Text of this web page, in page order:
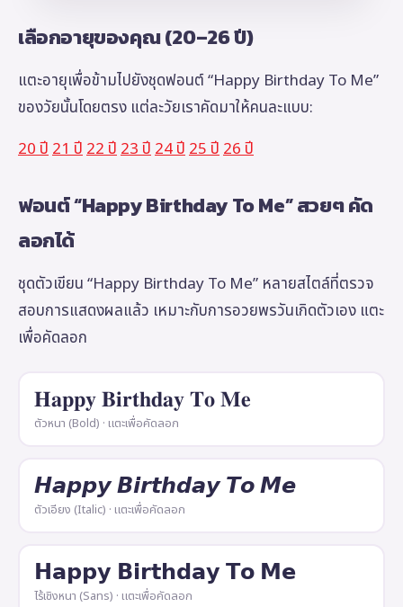
เลือกอายุของคุณ (20–26 ปี)
แตะอายุเพื่อข้ามไปยังชุดฟอนต์ “Happy Birthday To Me”
ของวัยนั้นโดยตรง แต่ละวัยเราคัดมาให้คนละแบบ:
20 ปี21 ปี22 ปี23 ปี24 ปี25 ปี26 ปี
ฟอนต์ “Happy Birthday To Me” สวยๆ คัด
ลอกได้
ชุดตัวเขียน “Happy Birthday To Me” หลายสไตล์ที่ตรวจ
สอบการแสดงผลแล้ว เหมาะกับการอวยพรวันเกิดตัวเอง แตะ
เพื่อคัดลอก
𝐇𝐚𝐩𝐩𝐲 𝐁𝐢𝐫𝐭𝐡𝐝𝐚𝐲 𝐓𝐨 𝐌𝐞
ตัวหนา (Bold) · แตะเพื่อคัดลอก
𝙃𝙖𝙥𝙥𝙮 𝘽𝙞𝙧𝙩𝙝𝙙𝙖𝙮 𝙏𝙤 𝙈𝙚
ตัวเอียง (Italic) · แตะเพื่อคัดลอก
𝗛𝗮𝗽𝗽𝘆 𝗕𝗶𝗿𝘁𝗵𝗱𝗮𝘆 𝗧𝗼 𝗠𝗲
ไร้เชิงหนา (Sans) · แตะเพื่อคัดลอก